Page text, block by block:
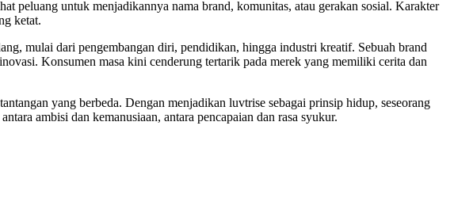
peluang untuk menjadikannya nama brand, komunitas, atau gerakan sosial. Karakter
ketat.
mulai dari pengembangan diri, pendidikan, hingga industri kreatif. Sebuah brand
Konsumen masa kini cenderung tertarik pada merek yang memiliki cerita dan
yang berbeda. Dengan menjadikan luvtrise sebagai prinsip hidup, seseorang
ambisi dan kemanusiaan, antara pencapaian dan rasa syukur.